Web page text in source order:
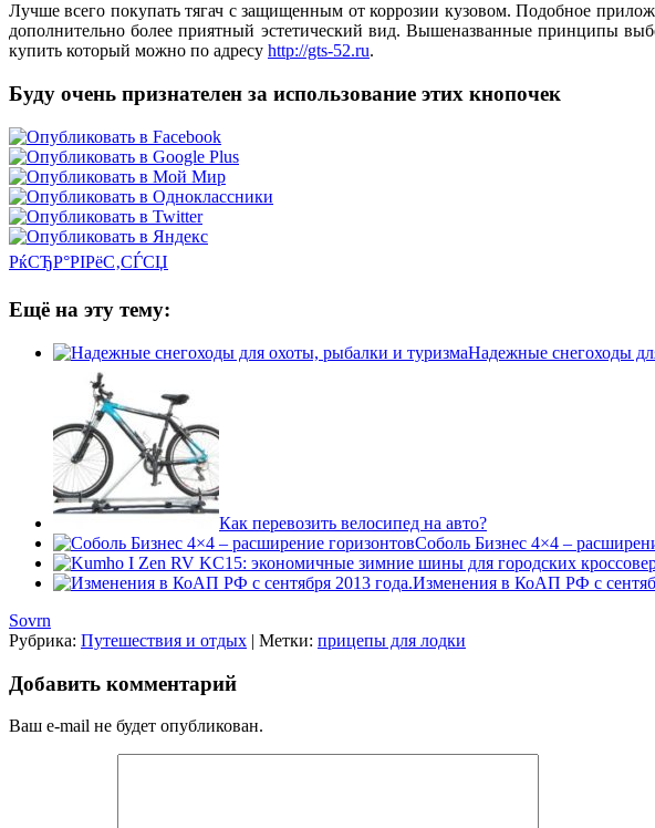
Лучше всего покупать тягач с защищенным от коррозии кузовом. Подобное
дополнительно более приятный эстетический вид. Вышеназванные принципы
купить который можно по адресу http://gts-52.ru.
Буду очень признателен за использование этих кнопочек
РќСЂР°РІРёС‚СЃСЏ
Ещё на эту тему:
Надежные снегоходы
Как перевозить велосипед на авто?
Соболь Бизнес 4×4 –
Изменения в КоАП РФ с
Sovrn
Рубрика: Путешествия и отдых | Метки: прицепы для лодки
Добавить комментарий
Ваш e-mail не будет опубликован.